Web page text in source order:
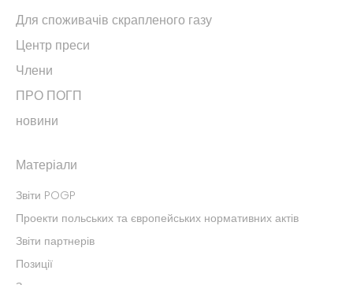
Для споживачів скрапленого газу
Центр преси
Члени
ПРО ПОГП
новини
Матеріали
Звіти POGP
Проекти польських та європейських нормативних актів
Звіти партнерів
Позиції